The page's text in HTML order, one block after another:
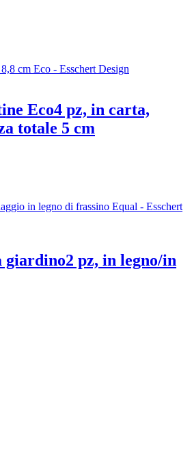
Eco4 pz, in carta,
totale 5 cm
giardino2 pz, in legno/in